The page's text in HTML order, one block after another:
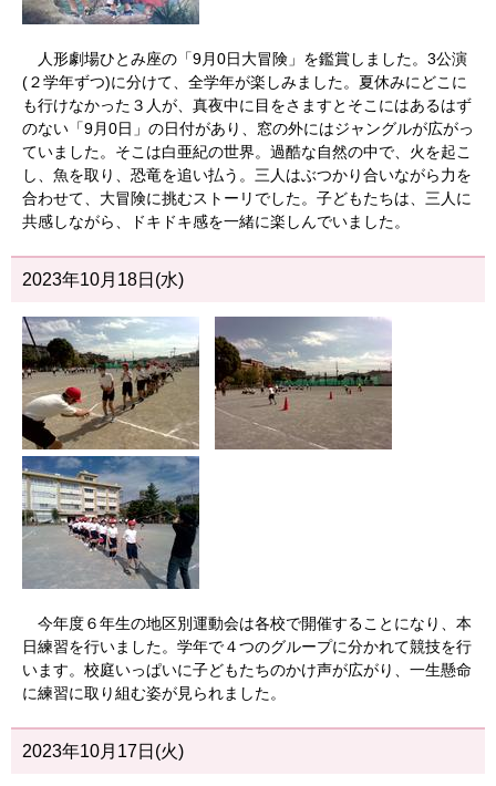
人形劇場ひとみ座の「9月0日大冒険」を鑑賞しました。3公演
(２学年ずつ)に分けて、全学年が楽しみました。夏休みにどこに
も行けなかった３人が、真夜中に目をさますとそこにはあるはず
のない「9月0日」の日付があり、窓の外にはジャングルが広がっ
ていました。そこは白亜紀の世界。過酷な自然の中で、火を起こ
し、魚を取り、恐竜を追い払う。三人はぶつかり合いながら力を
合わせて、大冒険に挑むストーリでした。子どもたちは、三人に
共感しながら、ドキドキ感を一緒に楽しんでいました。
2023年10月18日(水)
今年度６年生の地区別運動会は各校で開催することになり、本
日練習を行いました。学年で４つのグループに分かれて競技を行
います。校庭いっぱいに子どもたちのかけ声が広がり、一生懸命
に練習に取り組む姿が見られました。
2023年10月17日(火)